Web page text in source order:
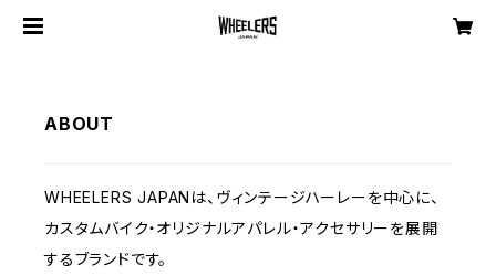
ABOUT
WHEELERS JAPANは、ヴィンテージハーレーを中心に、
カスタムバイク・オリジナルアパレル・アクセサリーを展開
するブランドです。